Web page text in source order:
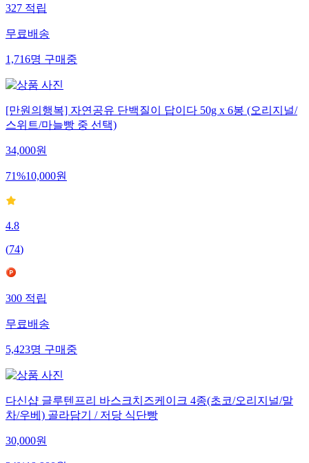
327적립
무료배송
1,716명구매중
[만원의행복] 자연공유 단백질이 답이다 50g x 6봉 (오리지널/
스위트/마늘빵 중 선택)
34,000원
71%10,000원
4.8
(74)
300적립
무료배송
5,423명구매중
다신샵 글루텐프리 바스크치즈케이크 4종(초코/오리지널/말
차/우베) 골라담기 / 저당 식단빵
30,000원